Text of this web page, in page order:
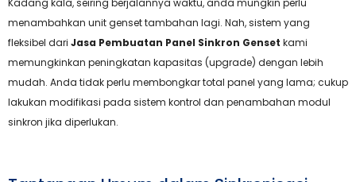
Kadang kala, seiring berjalannya waktu, anda mungkin perlu
menambahkan unit genset tambahan lagi. Nah, sistem yang
fleksibel dari Jasa Pembuatan Panel Sinkron Genset kami
memungkinkan peningkatan kapasitas (upgrade) dengan lebih
mudah. Anda tidak perlu membongkar total panel yang lama; cukup
lakukan modifikasi pada sistem kontrol dan penambahan modul
sinkron jika diperlukan.